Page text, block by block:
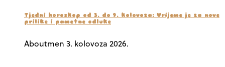
Tjedni horoskop od 3. do 9. kolovoza: Vrijeme je za nove
prilike i pametne odluke
Aboutmen 3. kolovoza 2026.